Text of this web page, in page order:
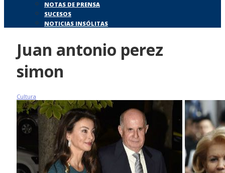
NOTAS DE PRENSA
SUCESOS
NOTICIAS INSÓLITAS
Juan antonio perez
simon
Cultura